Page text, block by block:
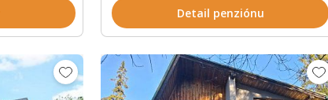
Detail penziónu